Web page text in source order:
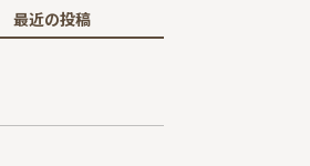
最近の投稿